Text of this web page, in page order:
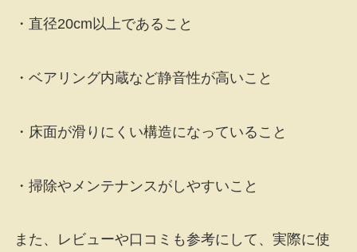
・直径20cm以上であること
・ベアリング内蔵など静音性が高いこと
・床面が滑りにくい構造になっていること
・掃除やメンテナンスがしやすいこと
また、レビューや口コミも参考にして、実際に使